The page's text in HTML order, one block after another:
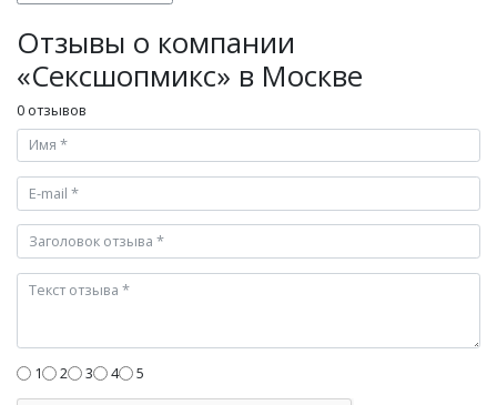
Отзывы о компании
«Сексшопмикс» в Москве
0 отзывов
1 2 3 4 5